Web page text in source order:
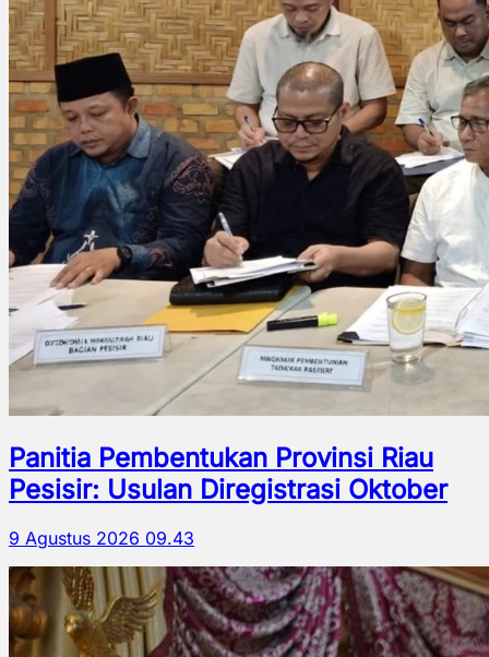
Panitia Pembentukan Provinsi Riau
Pesisir: Usulan Diregistrasi Oktober
9 Agustus 2026 09.43